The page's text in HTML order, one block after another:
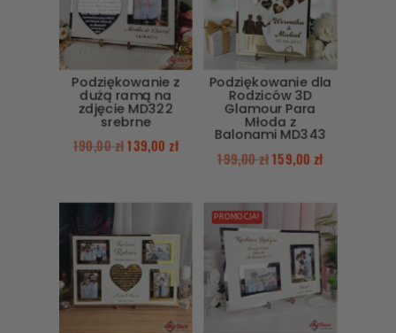
Podziękowanie z
dużą ramą na
zdjęcie MD322
srebrne
190,00 zł139,00 zł
Podziękowanie dla
Rodziców 3D
Glamour Para
Młoda z
Balonami MD343
199,00zł159,00 zł
PROMOCJA!